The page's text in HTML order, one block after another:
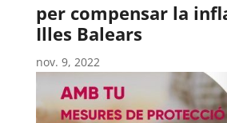
per compensar la
Illes Balears
nov. 9, 2022